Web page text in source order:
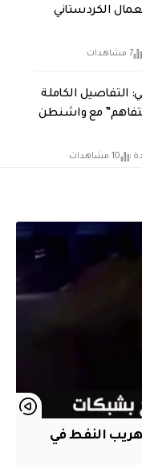
الكردستاني
7 مشاهدات
التفاصيل الكاملة
مع واشنطن
10 مشاهدات
النفط في